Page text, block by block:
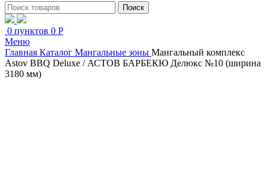
Поиск
0 пунктов 0 Р
Меню
Главная Каталог Мангальные зоны Мангальный комплекс
Astov BBQ Deluxe / АСТОВ БАРБЕКЮ Делюкс №10 (ширина
3180 мм)